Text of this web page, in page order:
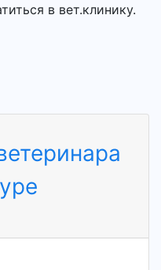
в вет.клинику.